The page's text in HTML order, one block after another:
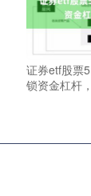
证券etf股票
锁资金杠杆